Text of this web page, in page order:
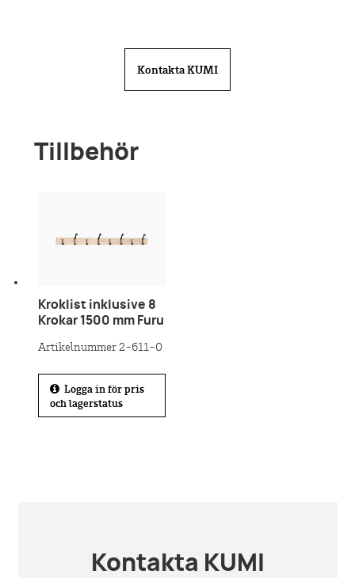
Kontakta KUMI
Tillbehör
Kroklist inklusive 8
Krokar 1500 mm Furu
Artikelnummer 2-611-0
Logga in för pris
och lagerstatus
Kontakta KUMI